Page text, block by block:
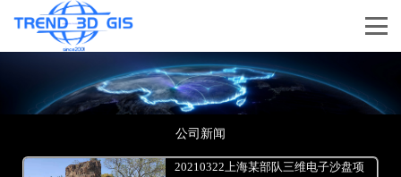
公司新闻
20210322上海某部队三维电子沙盘项